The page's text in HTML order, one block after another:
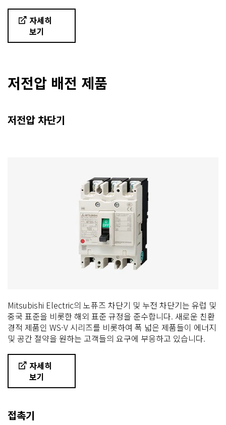
자세히
보기
저전압 배전 제품
저전압 차단기
Mitsubishi Electric의 노퓨즈 차단기 및 누전 차단기는 유럽 및
중국 표준을 비롯한 해외 표준 규정을 준수합니다. 새로운 친환
경적 제품인 WS-V 시리즈를 비롯하여 폭 넓은 제품들이 에너지
및 공간 절약을 원하는 고객들의 요구에 부응하고 있습니다.
자세히
보기
접촉기